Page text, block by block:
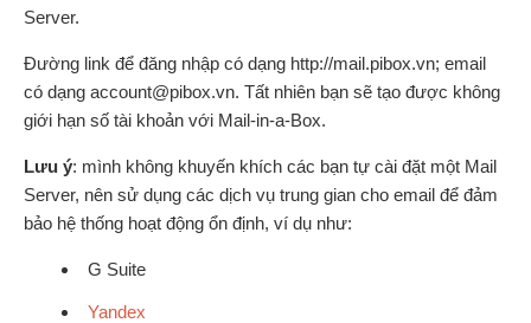
Server.
Đường link để đăng nhập có dạng http://mail.pibox.vn; email
có dạng account@pibox.vn. Tất nhiên bạn sẽ tạo được không
giới hạn số tài khoản với Mail-in-a-Box.
Lưu ý: mình không khuyến khích các bạn tự cài đặt một Mail
Server, nên sử dụng các dịch vụ trung gian cho email để đảm
bảo hệ thống hoạt động ổn định, ví dụ như:
G Suite
Yandex